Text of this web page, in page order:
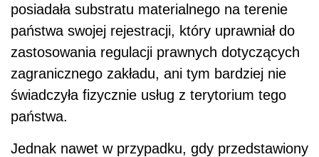
posiadała substratu materialnego na terenie
państwa swojej rejestracji, który uprawniał do
zastosowania regulacji prawnych dotyczących
zagranicznego zakładu, ani tym bardziej nie
świadczyła fizycznie usług z terytorium tego
państwa.
Jednak nawet w przypadku, gdy przedstawiony